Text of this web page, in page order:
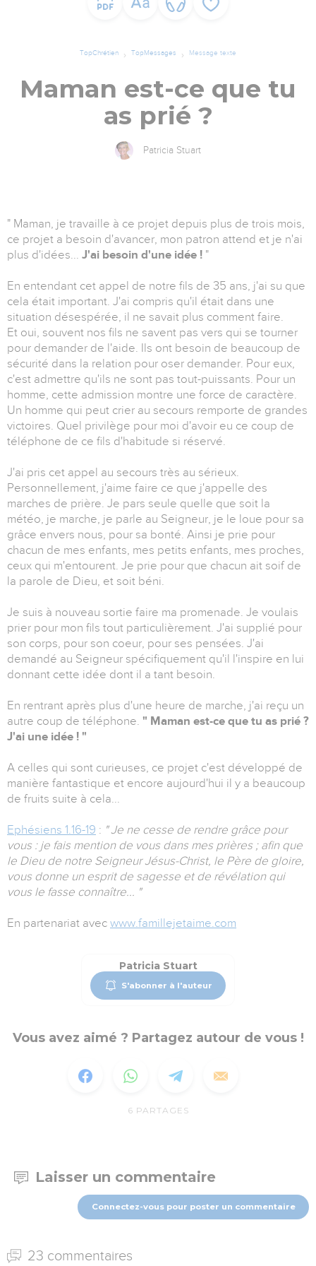
TopChrétien TopMessages Message texte
Maman est-ce que tu
as prié ?
Patricia Stuart
" Maman, je travaille à ce projet depuis plus de trois mois,
ce projet a besoin d'avancer, mon patron attend et je n'ai
plus d'idées... J'ai besoin d'une idée ! "
En entendant cet appel de notre fils de 35 ans, j'ai su que
cela était important. J'ai compris qu'il était dans une
situation désespérée, il ne savait plus comment faire.
Et oui, souvent nos fils ne savent pas vers qui se tourner
pour demander de l'aide. Ils ont besoin de beaucoup de
sécurité dans la relation pour oser demander. Pour eux,
c'est admettre qu'ils ne sont pas tout-puissants. Pour un
homme, cette admission montre une force de caractère.
Un homme qui peut crier au secours remporte de grandes
victoires. Quel privilège pour moi d'avoir eu ce coup de
téléphone de ce fils d'habitude si réservé.
J'ai pris cet appel au secours très au sérieux.
Personnellement, j'aime faire ce que j'appelle des
marches de prière. Je pars seule quelle que soit la
météo, je marche, je parle au Seigneur, je le loue pour sa
grâce envers nous, pour sa bonté. Ainsi je prie pour
chacun de mes enfants, mes petits enfants, mes proches,
ceux qui m'entourent. Je prie pour que chacun ait soif de
la parole de Dieu, et soit béni.
Je suis à nouveau sortie faire ma promenade. Je voulais
prier pour mon fils tout particulièrement. J'ai supplié pour
son corps, pour son coeur, pour ses pensées. J'ai
demandé au Seigneur spécifiquement qu'il l'inspire en lui
donnant cette idée dont il a tant besoin.
En rentrant après plus d'une heure de marche, j'ai reçu un
autre coup de téléphone. " Maman est-ce que tu as prié ?
J'ai une idée ! "
A celles qui sont curieuses, ce projet c'est développé de
manière fantastique et encore aujourd'hui il y a beaucoup
de fruits suite à cela...
Ephésiens 1.16-19 : " Je ne cesse de rendre grâce pour
vous : je fais mention de vous dans mes prières ; afin que
le Dieu de notre Seigneur Jésus-Christ, le Père de gloire,
vous donne un esprit de sagesse et de révélation qui
vous le fasse connaître... "
En partenariat avec www.famillejetaime.com
Patricia Stuart
S'abonner à l'auteur
Vous avez aimé ? Partagez autour de vous !
6 PARTAGES
Laisser un commentaire
Connectez-vous pour poster un commentaire
23 commentaires